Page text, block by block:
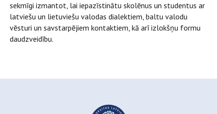
sekmīgi izmantot, lai iepazīstinātu skolēnus un studentus ar
latviešu un lietuviešu valodas dialektiem, baltu valodu
vēsturi un savstarpējiem kontaktiem, kā arī izlokšņu formu
daudzveidību.